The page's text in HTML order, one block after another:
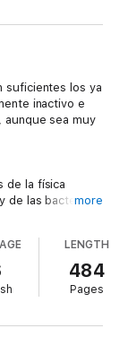
suficientes los ya
inactivo e
sea muy
de la física
de las bacterias,
«secreta»
y sin prisa,
de
more
LENGTH
484
Pages